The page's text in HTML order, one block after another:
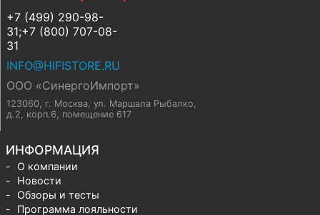
+7 (499) 290-98-
31;+7 (800) 707-08-
31
INFO@HIFISTORE.RU
ООО «СинергоИмпорт»
123060, г. Москва, ул. Маршала Рыбалко,
д.2, корп.6, помещение 617
ИНФОРМАЦИЯ
О компании
Новости
Обзоры и тесты
Программа лояльности